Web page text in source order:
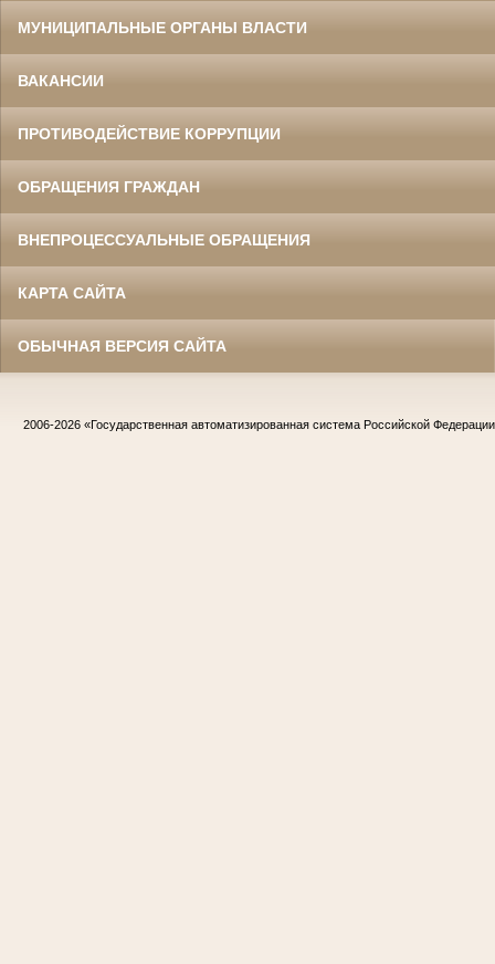
МУНИЦИПАЛЬНЫЕ ОРГАНЫ ВЛАСТИ
ВАКАНСИИ
ПРОТИВОДЕЙСТВИЕ КОРРУПЦИИ
ОБРАЩЕНИЯ ГРАЖДАН
ВНЕПРОЦЕССУАЛЬНЫЕ ОБРАЩЕНИЯ
КАРТА САЙТА
ОБЫЧНАЯ ВЕРСИЯ САЙТА
2006-2026 «Государственная автоматизированная система Российской